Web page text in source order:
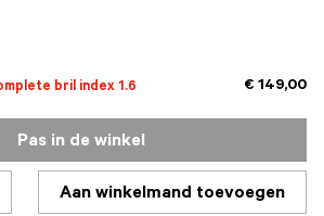
bril index 1.6 € 149,00
Pas in de winkel
Aan winkelmand toevoegen